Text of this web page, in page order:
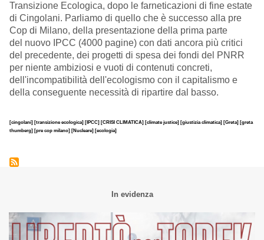
Transizione Ecologica, dopo le farneticazioni di fine estate
di Cingolani. Parliamo di quello che è successo alla pre
Cop di Milano, della presentazione della prima parte
del nuovo IPCC (4000 pagine) con dati ancora più critici
del precedente, dei progetti di spesa dei fondi del PNRR
per niente ambiziosi e vuoti di contenuti concreti,
dell'incompatibilità dell'ecologismo con il capitalismo e
della conseguente necessità di ripartire dal basso.
[cingolani] [transizione ecologica] [IPCC] [CRISI CLIMATICA] [climate justice] [giustizia climatica] [Greta] [greta
thumberg] [pre cop milano] [Nucleare] [ecologia]
In evidenza